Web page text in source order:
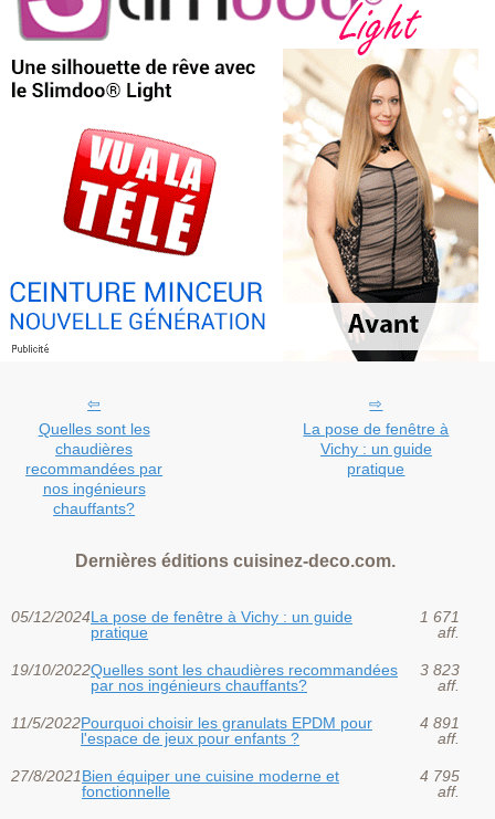
Quelles sont les
chaudières
recommandées par
nos ingénieurs
chauffants?
La pose de fenêtre à
Vichy : un guide
pratique
Dernières éditions cuisinez-deco.com.
05/12/2024La pose de fenêtre à Vichy : un guide
pratique
1 671
aff.
19/10/2022Quelles sont les chaudières recommandées
par nos ingénieurs chauffants?
3 823
aff.
11/5/2022Pourquoi choisir les granulats EPDM pour
l'espace de jeux pour enfants ?
4 891
aff.
27/8/2021Bien équiper une cuisine moderne et
fonctionnelle
4 795
aff.